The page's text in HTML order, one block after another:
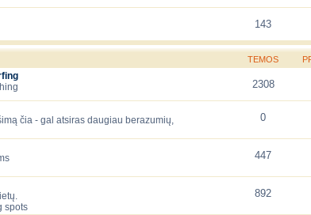
143
TEMOS
2308
čia - gal atsiras daugiau berazumių,
0
447
spots
892